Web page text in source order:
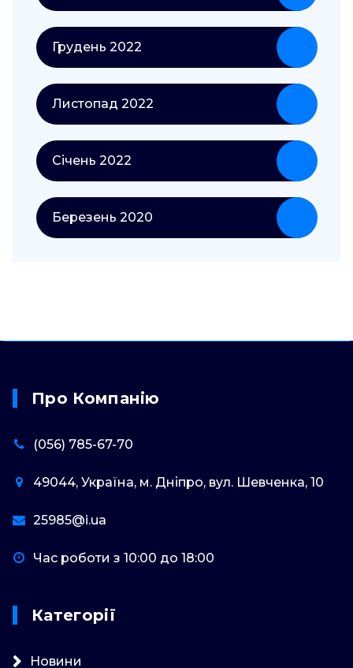
Грудень 2022
Листопад 2022
Січень 2022
Березень 2020
Про Компанію
(056) 785-67-70
49044, Україна, м. Дніпро, вул. Шевченка, 10
25985@i.ua
Час роботи з 10:00 до 18:00
Категорії
Новини